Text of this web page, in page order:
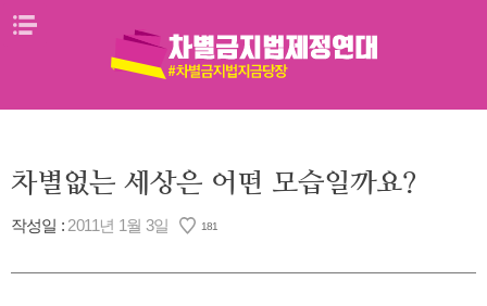
Skip
차별없는 세상은 어떤 모습일까요?
작성일 : 2011년 1월 3일 181